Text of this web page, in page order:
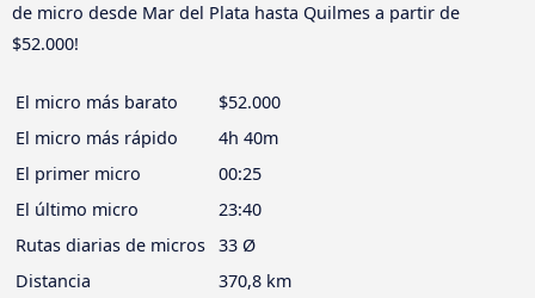
de micro desde Mar del Plata hasta Quilmes a partir de
$52.000!
El micro más barato
$52.000
El micro más rápido
4h 40m
El primer micro
00:25
El último micro
23:40
Rutas diarias de micros 33 Ø
Distancia
370,8 km